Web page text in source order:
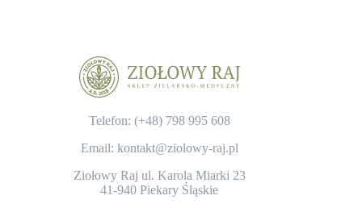
Telefon: (+48) 798 995 608
Email: kontakt@ziolowy-raj.pl
Ziołowy Raj ul. Karola Miarki 23
41-940 Piekary Śląskie